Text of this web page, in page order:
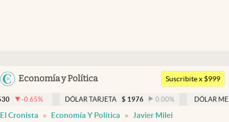
Argentina
Economía y Política
Members
Economía y Política
Finanzas y Mercados
Suscribite x $999
DÓLAR TARJETA $ 1976 0.00% DÓLAR MEP $ 1521,52
El Cronista Economía Y Política Javier Milei